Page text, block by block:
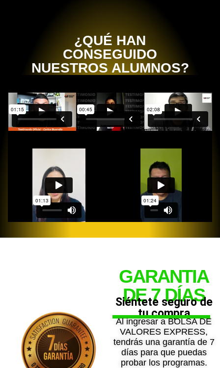
¿QUÉ HAN
CONSEGUIDO
NUESTROS ALUMNOS?
GARANTIA
DE 7 DÍAS
Siéntete seguro de
tu compra
Al ingresar a BOLSA DE
VALORES EXPRESS,
tendrás una garantía de 7
días para que puedas
probar los programas.